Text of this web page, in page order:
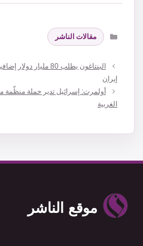
التصنيفات
مقالات الناشر
البنتاغون يطلب 80
إيران
أولمرت: إسرائيل تدير حملة
الغربية
موقع الناشر